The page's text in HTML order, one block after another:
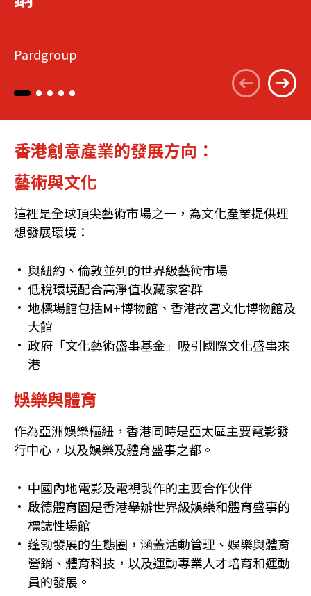
Pardgroup
香港創意產業的發展方向：
藝術與文化
這裡是全球頂尖藝術市場之一，為文化產業提供理
想發展環境：
與紐約、倫敦並列的世界級藝術市場
低稅環境配合高淨值收藏家客群
地標場館包括M+博物館、香港故宮文化博物館及
大館
政府「文化藝術盛事基金」吸引國際文化盛事來
港
娛樂與體育
作為亞洲娛樂樞紐，香港同時是亞太區主要電影發
行中心，以及娛樂及體育盛事之都。
中國內地電影及電視製作的主要合作伙伴
啟德體育園是香港舉辦世界級娛樂和體育盛事的
標誌性場館
蓬勃發展的生態圈，涵蓋活動管理、娛樂與體育
營銷、體育科技，以及運動專業人才培育和運動
員的發展。